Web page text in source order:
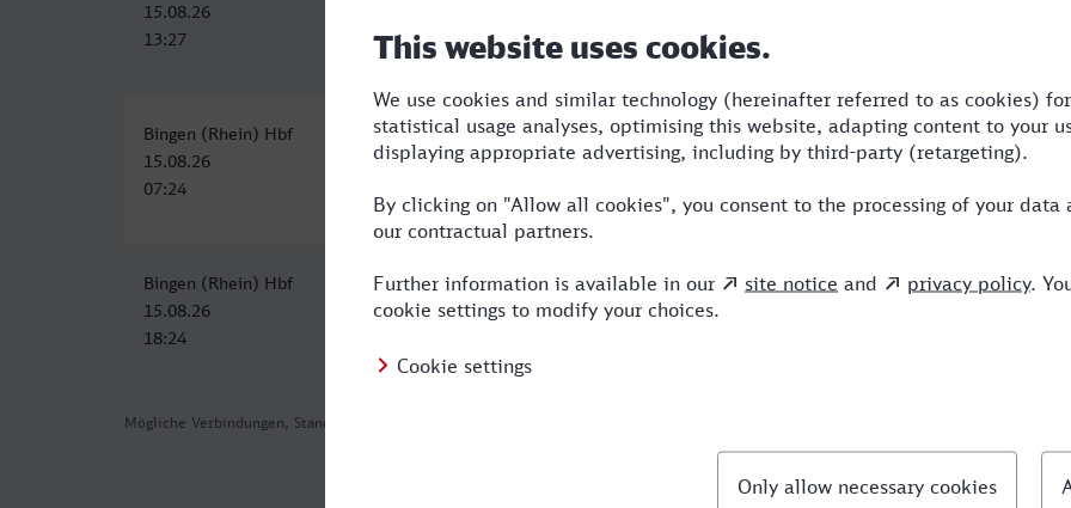
Mögliche Verbindungen, Stand: 2026-08-01 03:11
15.08.26
13:27
14:56
Bingen (Rhein) Hbf
15.08.26
07:24
Ludwigshafen (Rh) Hbf
15.08.26
1:32 1 RE,TR
Bingen (Rhein) Hbf
15.08.26
18:24
Ludwigshafen (Rh) Hbf
15.08.26
1:37 1 RE,TR